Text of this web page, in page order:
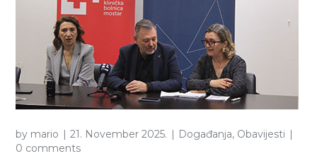
by mario 21. November 2025. Događanja, Obavijesti
0 comments